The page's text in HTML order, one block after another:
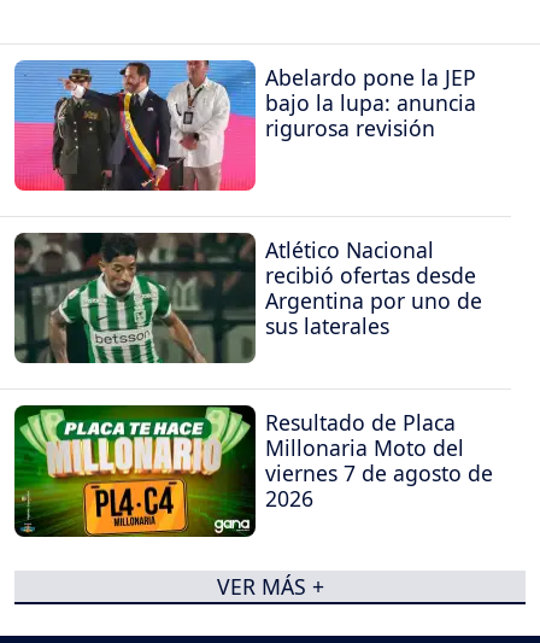
Abelardo pone la JEP
bajo la lupa: anuncia
rigurosa revisión
Atlético Nacional
recibió ofertas desde
Argentina por uno de
sus laterales
Resultado de Placa
Millonaria Moto del
viernes 7 de agosto de
2026
VER MÁS +